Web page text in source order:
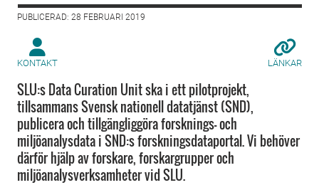
PUBLICERAD: 28 FEBRUARI 2019
KONTAKT LÄNKAR
SLU:s Data Curation Unit ska i ett pilotprojekt,
tillsammans Svensk nationell datatjänst (SND),
publicera och tillgängliggöra forsknings- och
miljöanalysdata i SND:s forskningsdataportal. Vi behöver
därför hjälp av forskare, forskargrupper och
miljöanalysverksamheter vid SLU.